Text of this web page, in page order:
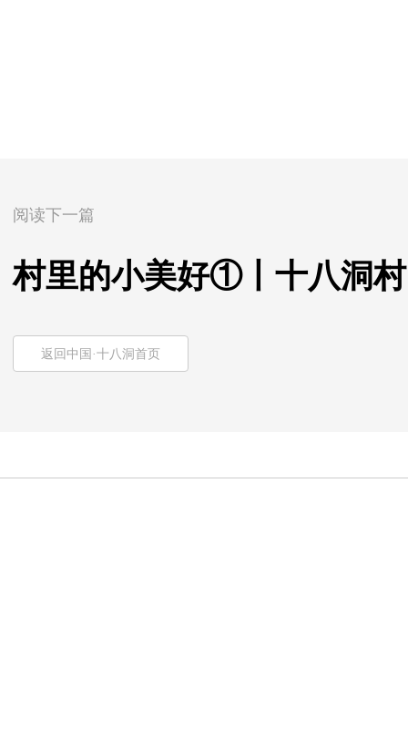
阅读下一篇
村里的小美好①丨十八洞
返回中国·十八洞首页